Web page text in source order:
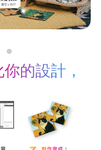
的設計，